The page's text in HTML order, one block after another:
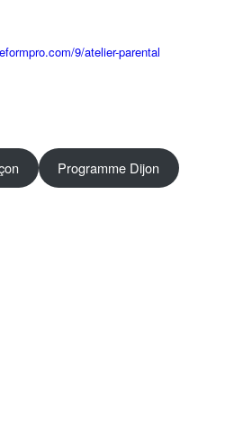
9/atelier-parental
Programme Dijon